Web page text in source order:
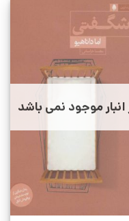
انبار موجود نمی باشد